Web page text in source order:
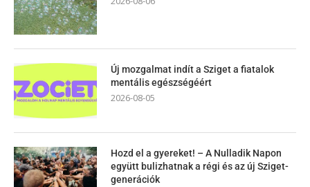
Új mozgalmat indít a Sziget a fiatalok
mentális egészségéért
2026-08-05
Hozd el a gyereket! – A Nulladik Napon
együtt bulizhatnak a régi és az új Sziget-
generációk